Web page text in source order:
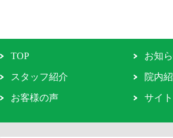
TOP お知
スタッフ紹介 院内
お客様の声 サイ